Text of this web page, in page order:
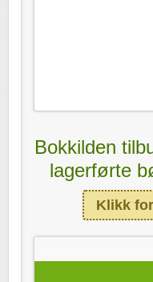
Bokkilden
lagerførte
Klikk